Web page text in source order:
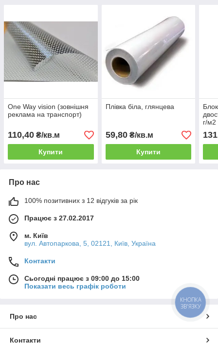
One Way vision (зовнішня
реклама на транспорт)
110,40 ₴/кв.м
Купити
Плівка біла, глянцева
59,80₴/кв.м
Купити
г/м2
Про нас
100% позитивних з 12 відгуків за рік
Працює з 27.02.2017
м. Київ
вул. Автопаркова, 5, 02121, Київ, Україна
Контакти
Сьогодні працює з 09:00 до 15:00
Показати весь графік роботи
Про нас
Контакти
КНОПКА
ЗВ'ЯЗКУ